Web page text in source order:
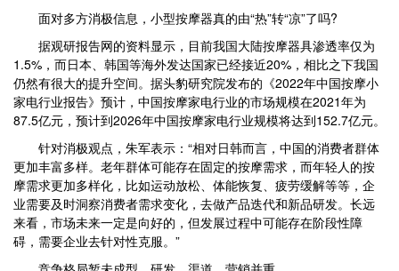
面对多方消极信息，小型按摩器真的由“热”转“凉”了吗?
据观研报告网的资料显示，目前我国大陆按摩器具渗透率仅为
1.5%，而日本、韩国等海外发达国家已经接近20%，相比之下我国
仍然有很大的提升空间。据头豹研究院发布的《2022年中国按摩小
家电行业报告》预计，中国按摩家电行业的市场规模在2021年为
87.5亿元，预计到2026年中国按摩家电行业规模将达到152.7亿元。
针对消极观点，朱军表示：“相对日韩而言，中国的消费者群体
更加丰富多样。老年群体可能存在固定的按摩需求，而年轻人的按
摩需求更加多样化，比如运动放松、体能恢复、疲劳缓解等等，企
业需要及时洞察消费者需求变化，去做产品迭代和新品研发。长远
来看，市场未来一定是向好的，但发展过程中可能存在阶段性障
碍，需要企业去针对性克服。”